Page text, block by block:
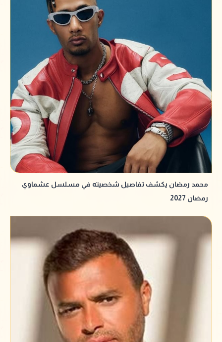
محمد رمضان يكشف تفاصيل شخصيته في مسلسل عشماوي
رمضان 2027